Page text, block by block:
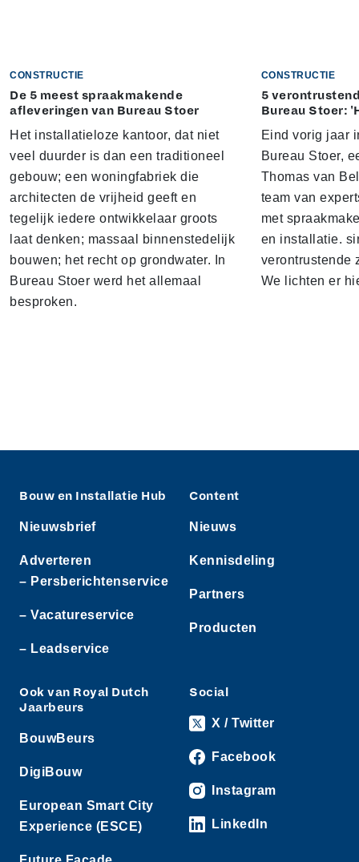
CONSTRUCTIE
De 5 meest spraakmakende
afleveringen van Bureau Stoer
Het installatieloze kantoor, dat niet
veel duurder is dan een traditioneel
gebouw; een woningfabriek die
architecten de vrijheid geeft en
tegelijk iedere ontwikkelaar groots
laat denken; massaal binnenstedelijk
bouwen; het recht op grondwater. In
Bureau Stoer werd het allemaal
besproken.
CONSTRUCTIE
5
Bureau Stoer:
Eind vorig jaar
Bureau Stoer,
Thomas van
team van
met
en installatie.
verontrustende
We lichten er
Bouw en Installatie Hub
Nieuwsbrief
Adverteren
– Persberichtenservice
– Vacatureservice
– Leadservice
Content
Nieuws
Kennisdeling
Partners
Producten
Ook van Royal Dutch
Jaarbeurs
BouwBeurs
DigiBouw
European Smart City
Experience (ESCE)
Social
X / Twitter
Facebook
Instagram
LinkedIn